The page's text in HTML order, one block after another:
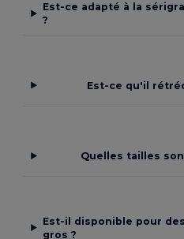
Est-ce adapté à la
?
Est-ce qu'il
Quelles tailles
Est-il disponible pour
gros ?